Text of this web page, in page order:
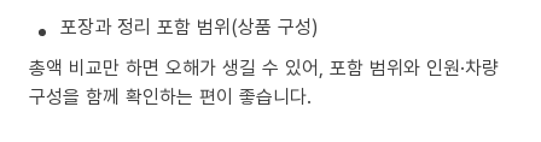
포장과 정리 포함 범위(상품 구성)
총액 비교만 하면 오해가 생길 수 있어, 포함 범위와 인원·차량
구성을 함께 확인하는 편이 좋습니다.